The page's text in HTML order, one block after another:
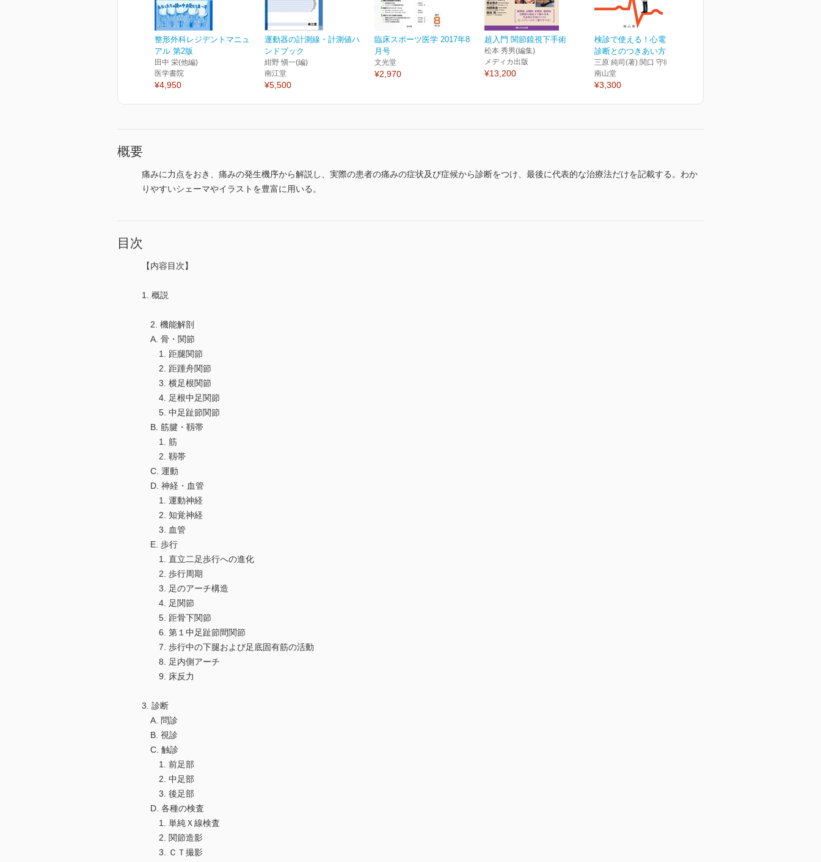
整形外科レジデントマニュ
アル 第2版
田中 栄(他編)
医学書院
¥4,950
運動器の計測線・計測値ハ
ンドブック
紺野 愼一(編)
南江堂
¥5,500
臨床スポーツ医学 2017年8
月号
文光堂
¥2,970
超入門 関節鏡視下手術
松本 秀男(編集)
メディカ出版
¥13,200
検診で使える！心電図自動
診断とのつきあい方
三原 純司(著) 関口 守衛(著)
南山堂
¥3,300
概要
痛みに力点をおき、痛みの発生機序から解説し、実際の患者の痛みの症状及び症候から診断をつけ、最後に代表的な治療法だけを記載する。わか
りやすいシェーマやイラストを豊富に用いる。
目次
【内容目次】
1. 概説
2. 機能解剖
A. 骨・関節
1. 距腿関節
2. 距踵舟関節
3. 横足根関節
4. 足根中足関節
5. 中足趾節関節
B. 筋腱・靱帯
1. 筋
2. 靱帯
C. 運動
D. 神経・血管
1. 運動神経
2. 知覚神経
3. 血管
E. 歩行
1. 直立二足歩行への進化
2. 歩行周期
3. 足のアーチ構造
4. 足関節
5. 距骨下関節
6. 第１中足趾節間関節
7. 歩行中の下腿および足底固有筋の活動
8. 足内側アーチ
9. 床反力
3. 診断
A. 問診
B. 視診
C. 触診
1. 前足部
2. 中足部
3. 後足部
D. 各種の検査
1. 単純Ｘ線検査
2. 関節造影
3. ＣＴ撮影